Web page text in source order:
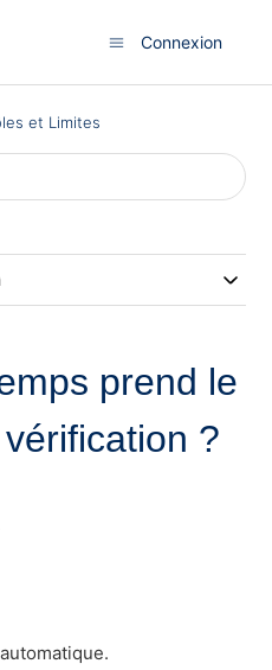
Connexion
et Limites
prend le
?